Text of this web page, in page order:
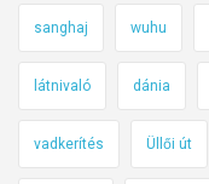
sanghaj wuhu
látnivaló dánia
vadkerítés Üllői út